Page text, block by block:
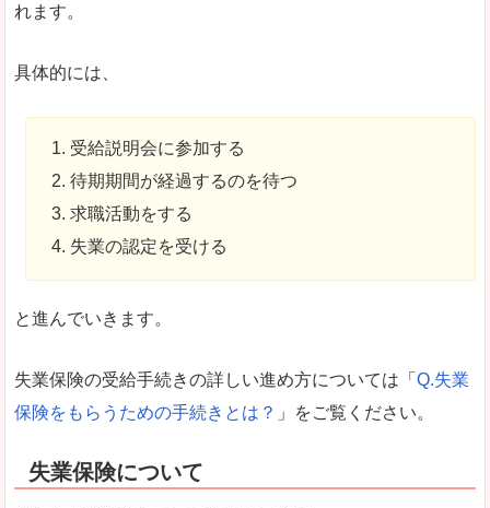
れます。
具体的には、
受給説明会に参加する
待期期間が経過するのを待つ
求職活動をする
失業の認定を受ける
と進んでいきます。
失業保険の受給手続きの詳しい進め方については「 Q.失業
保険をもらうための手続きとは？ 」をご覧ください。
失業保険について